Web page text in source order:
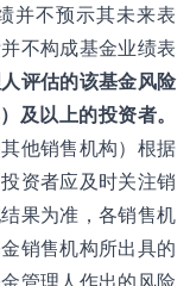
并不预示其未来表
不构成基金业绩表
评估的该基金风险
及以上的投资者。
他销售机构）根据
资者应及时关注销
果为准，各销售机
销售机构所出具的